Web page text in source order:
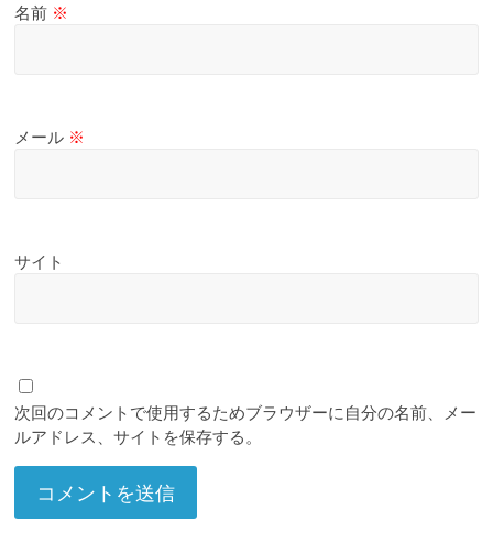
名前 ※
メール ※
サイト
次回のコメントで使用するためブラウザーに自分の名前、メー
ルアドレス、サイトを保存する。